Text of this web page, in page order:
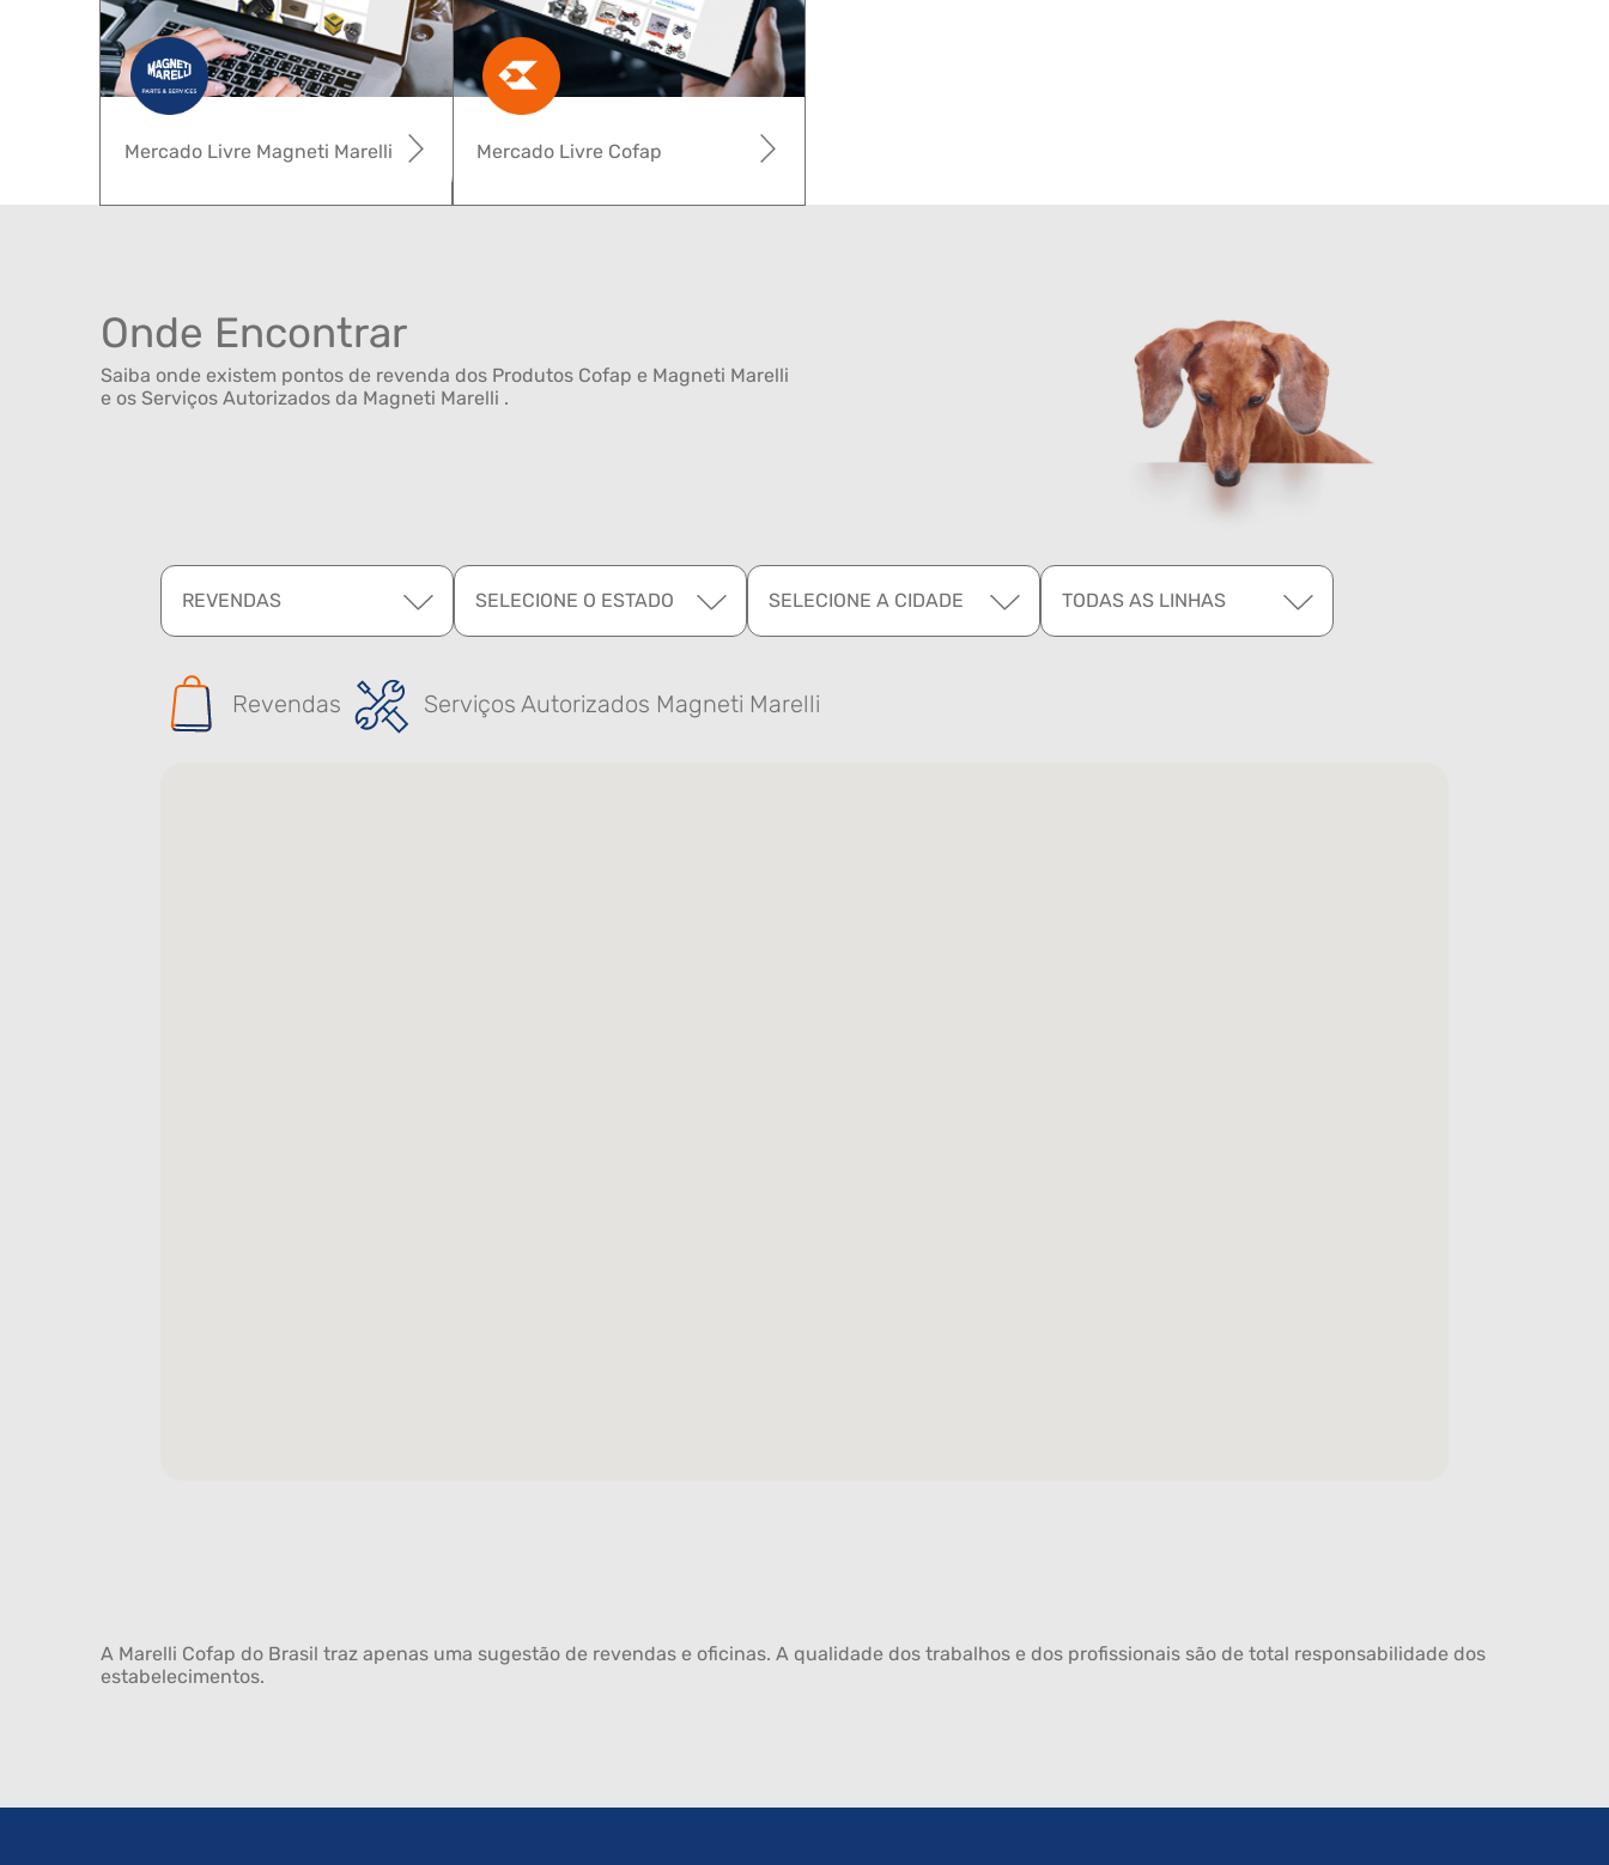
Mercado Livre Cofap
Mercado Livre Magneti Marelli
Onde Encontrar
Saiba onde existem pontos de revenda dos Produtos Cofap e Magneti Marelli
e os Serviços Autorizados da Magneti Marelli .
REVENDAS SELECIONE O ESTADO SELECIONE A CIDADE TODAS AS LINHAS
Revendas Serviços Autorizados Magneti Marelli
A Marelli Cofap do Brasil traz apenas uma sugestão de revendas e oficinas. A qualidade dos trabalhos e dos profissionais são de total responsabilidade dos
estabelecimentos.